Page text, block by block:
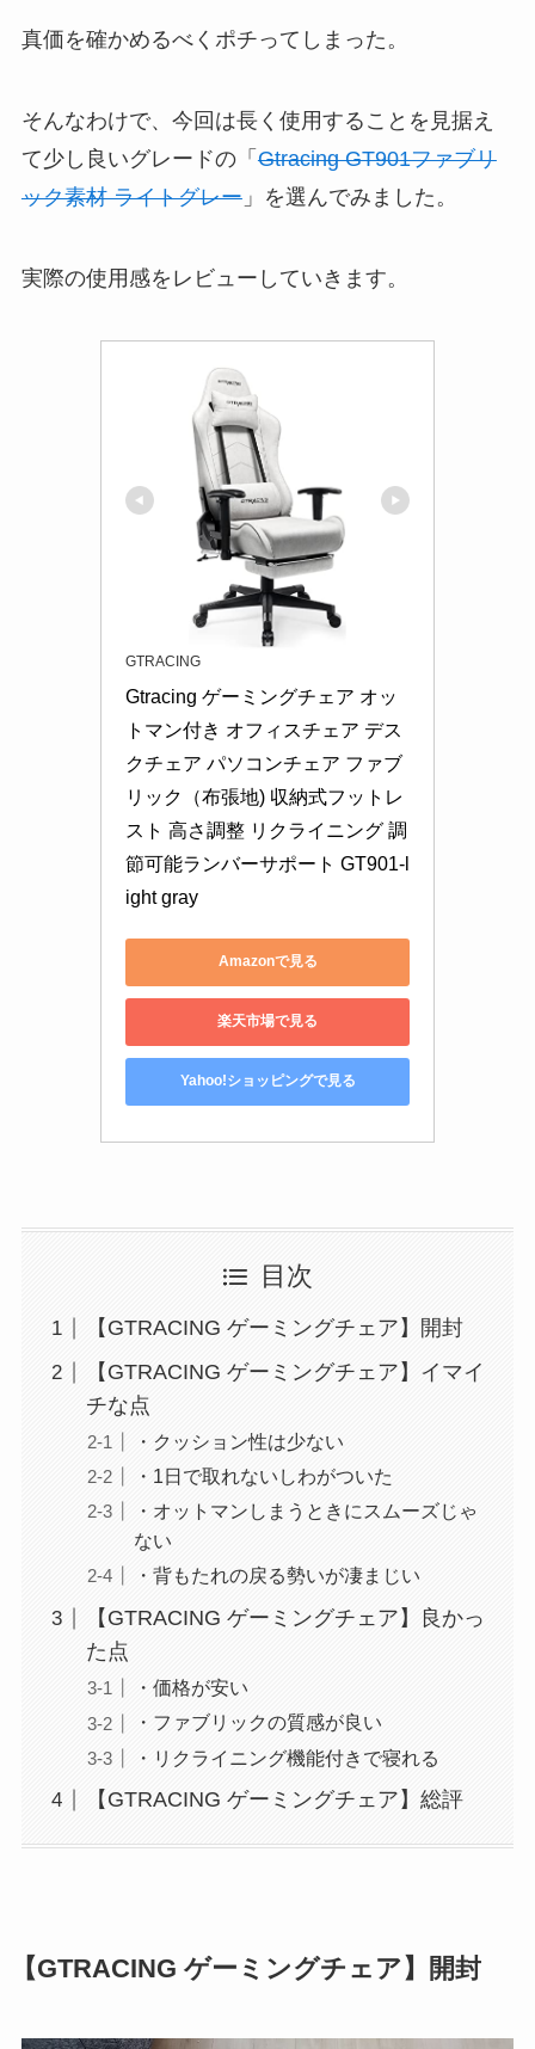
真価を確かめるべくポチってしまった。
そんなわけで、今回は長く使用することを見据え
て少し良いグレードの「 Gtracing GT901ファブリ
ック素材 ライトグレー」を選んでみました。
実際の使用感をレビューしていきます。
GTRACING
Gtracing ゲーミングチェア オッ
トマン付き オフィスチェア デス
クチェア パソコンチェア ファブ
リック（布張地) 収納式フットレ
スト 高さ調整 リクライニング 調
節可能ランバーサポート GT901-l
ight gray
Amazonで見る
楽天市場で見る
Yahoo!ショッピングで見る
目次
【GTRACING ゲーミングチェア】開封
【GTRACING ゲーミングチェア】イマイ
チな点
・クッション性は少ない
・1日で取れないしわがついた
・オットマンしまうときにスムーズじゃ
ない
・背もたれの戻る勢いが凄まじい
【GTRACING ゲーミングチェア】良かっ
た点
・価格が安い
・ファブリックの質感が良い
・リクライニング機能付きで寝れる
【GTRACING ゲーミングチェア】総評
【GTRACING ゲーミングチェア】開封